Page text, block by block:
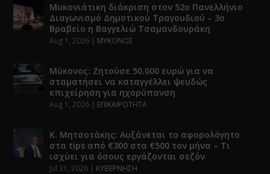
Μυκονιάτικη διάκριση στον 52ο Πανελλήνιο
Διαγωνισμό Δημοτικού Τραγουδιού – 3ο
Βραβείο η Βαγγελιώ Τσαμανδουράκη
Aug 1, 2026 | ΜΥΚΟΝΟΣ
Μύκονος: Ζητούσε 50.000 ευρώ για να
σταματήσει να καταγγέλλει ψευδώς
επιχείρηση για ηχορύπανση
Aug 1, 2026 | ΕΠΙΚΑΙΡΟΤΗΤΑ
Κ. Μητσοτάκης: Αυξάνεται το αφορολόγητο
στα tips από €300 στα €500 τον μήνα – Τι
ισχύει για όσους εργάζονται σεζόν
Jul 31, 2026 | ΚΥΒΕΡΝΗΣΗ